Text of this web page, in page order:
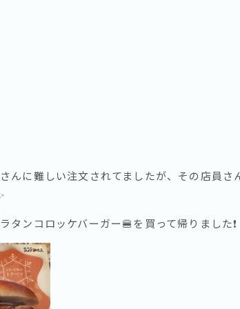
んに難しい注文されてましたが、その店員
タンコロッケバーガー🍔を買って帰りました❗️